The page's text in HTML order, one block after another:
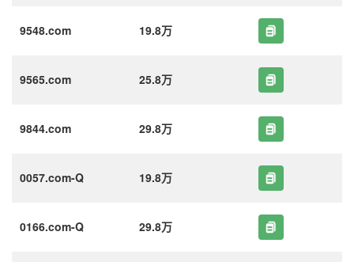
9548.com 19.8万
9565.com 25.8万
9844.com 29.8万
0057.com-Q 19.8万
0166.com-Q 29.8万